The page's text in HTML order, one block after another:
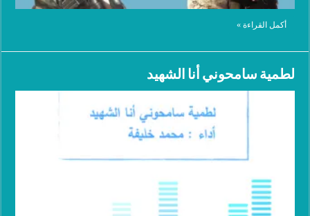
أكمل القراءة »
لطمية سامحوني أنا الشهيد